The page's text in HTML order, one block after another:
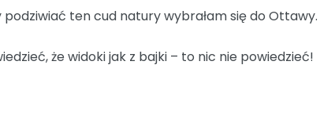
podziwiać ten cud natury wybrałam się do Ottawy.
że widoki jak z bajki – to nic nie powiedzieć!